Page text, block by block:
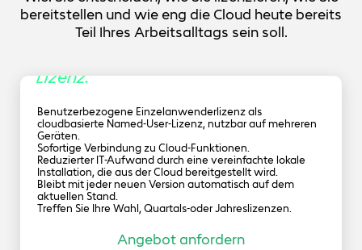
CADProduktstrukturen in einem einzigen Kontext erstellen,
ändern und untersuchen. So reduzieren Sie die
Konstruktionsiterationen, indem Sie die
Konstruktionsprüfung und vorgeschlagene Änderungen
Erweiterte Beleuchtungstechniken für Sonne und
Himmel
Sonnenstudienanimationen.
Erweiterte fotorealistische Animationen und
immersive virtuelle Realität
Animieren Sie Explosionsansichten, Kameras und vieles
mehr, um fotorealistische Videos zu erstellen. Erstellen Sie
mit 360-GradKameras und interaktiver Ausgabe
beeindruckende VR-Erlebnisse (Nur mit einer
Einzelanwenderlizenz verfügbar).
Baugruppendokumentation
bereitstellen und wie eng die Cloud heute bereits
Teil Ihres Arbeitsalltags sein soll.
Lizenz.
Benutzerbezogene Einzelanwenderlizenz als
cloudbasierte Named-User-Lizenz, nutzbar auf mehreren
Geräten.
Sofortige Verbindung zu Cloud-Funktionen.
Reduzierter IT-Aufwand durch eine vereinfachte lokale
Installation, die aus der Cloud bereitgestellt wird.
Bleibt mit jeder neuen Version automatisch auf dem
aktuellen Stand.
Treffen Sie Ihre Wahl, Quartals-oder Jahreslizenzen.
Angebot anfordern